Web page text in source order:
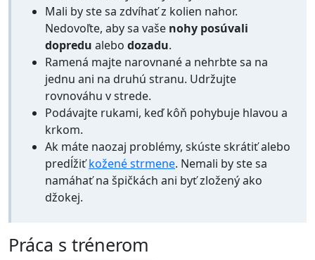
Mali by ste sa zdvíhať z kolien nahor.
Nedovoľte, aby sa vaše nohy posúvali
dopredu alebo dozadu.
Ramená majte narovnané a nehrbte sa na
jednu ani na druhú stranu. Udržujte
rovnováhu v strede.
Podávajte rukami, keď kôň pohybuje hlavou a
krkom.
Ak máte naozaj problémy, skúste skrátiť alebo
predĺžiťkožené strmene. Nemali by ste sa
namáhať na špičkách ani byť zložený ako
džokej.
Práca s trénerom